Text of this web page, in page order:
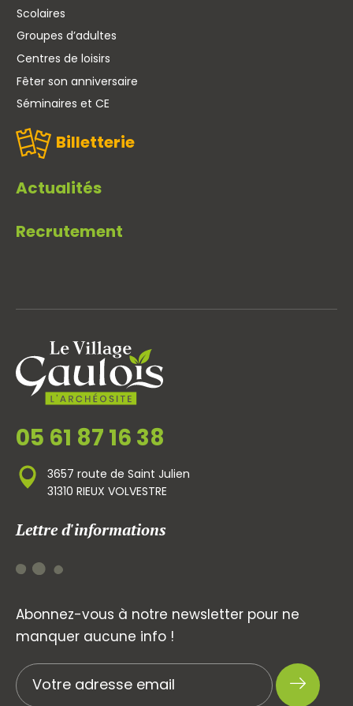
Scolaires
Groupes d’adultes
Centres de loisirs
Fêter son anniversaire
Séminaires et CE
Billetterie
Actualités
Recrutement
05 61 87 16 38
3657 route de Saint Julien
31310 RIEUX VOLVESTRE
Lettre d'informations
Abonnez-vous à notre newsletter pour ne
manquer aucune info !